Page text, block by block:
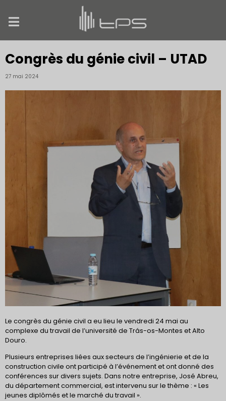
Congrès du génie civil – UTAD
27 mai 2024
Le congrès du génie civil a eu lieu le vendredi 24 mai au
complexe du travail de l’université de Trás-os-Montes et Alto
Douro.
Plusieurs entreprises liées aux secteurs de l’ingénierie et de la
construction civile ont participé à l’événement et ont donné des
conférences sur divers sujets. Dans notre entreprise, José Abreu,
du département commercial, est intervenu sur le thème : « Les
jeunes diplômés et le marché du travail ».